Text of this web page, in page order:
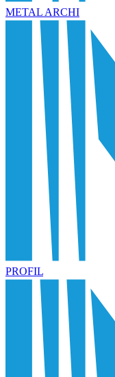
METAL ARCHI
PROFIL